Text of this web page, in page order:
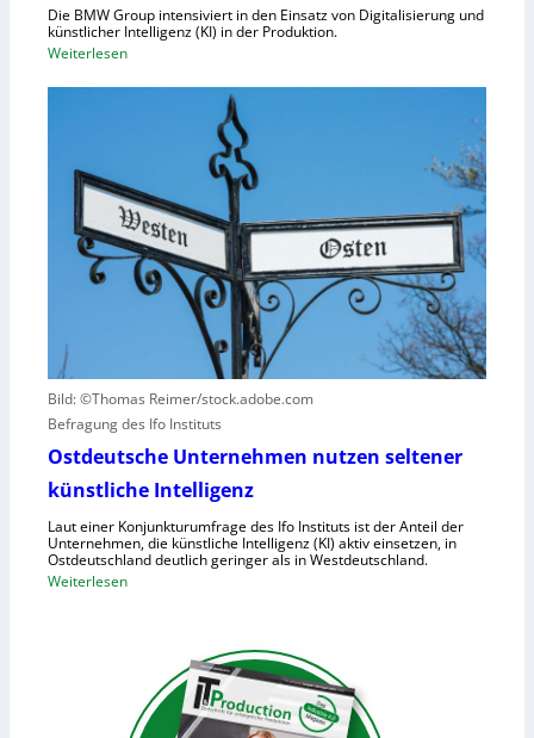
n
u
N
I
S
p
a
i
e
n
v
e
c
e
n
o
h
e
Die BMW Group intensiviert in den Einsatz von Digitalisierung und
künstlicher Intelligenz (KI) in der Produktion.
Weiterlesen:
t
z
t
a
u
m
a
n
o
i
d
e
R
r
Bild: ©Thomas Reimer/stock.adobe.com
Befragung des Ifo Instituts
Ostdeutsche Unternehmen nutzen seltener
künstliche Intelligenz
Laut einer Konjunkturumfrage des Ifo Instituts ist der Anteil der
Unternehmen, die künstliche Intelligenz (KI) aktiv einsetzen, in
Ostdeutschland deutlich geringer als in Westdeutschland.
Weiterlesen:
u